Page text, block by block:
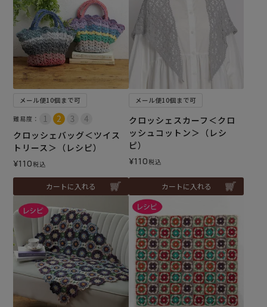
メール便10個まで可
難易度：
クロッシェバッグ＜ツイス
トリース＞（レシピ）
¥110税込
カートに入れる
メール便10個まで可
クロッシェスカーフ＜クロ
ッシュコットン＞（レシ
ピ）
¥110税込
カートに入れる